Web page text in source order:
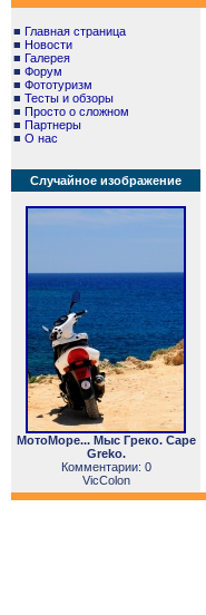
■ Главная страница
■ Новости
■ Галерея
■ Форум
■ Фототуризм
■ Тесты и обзоры
■ Просто о сложном
■ Партнеры
■ О нас
Случайное изображение
МотоМоре... Мыс Греко. Cape
Greko.
Комментарии: 0
VicColon